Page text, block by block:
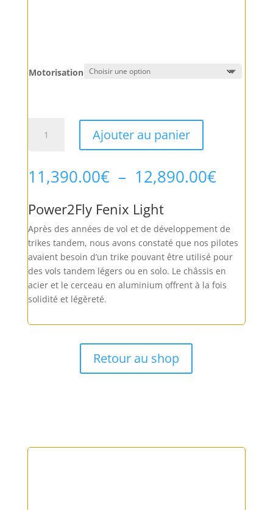
Motorisation
Light
Ajouter au panier
11,390.00€ – 12,890.00€Plage
de
à
Power2Fly Fenix Light
Après des années de vol et de développement de
trikes tandem, nous avons constaté que nos pilotes
avaient besoin d’un trike pouvant être utilisé pour
des vols tandem légers ou en solo. Le châssis en
acier et le cerceau en aluminium offrent à la fois
solidité et légèreté.
Retour au shop